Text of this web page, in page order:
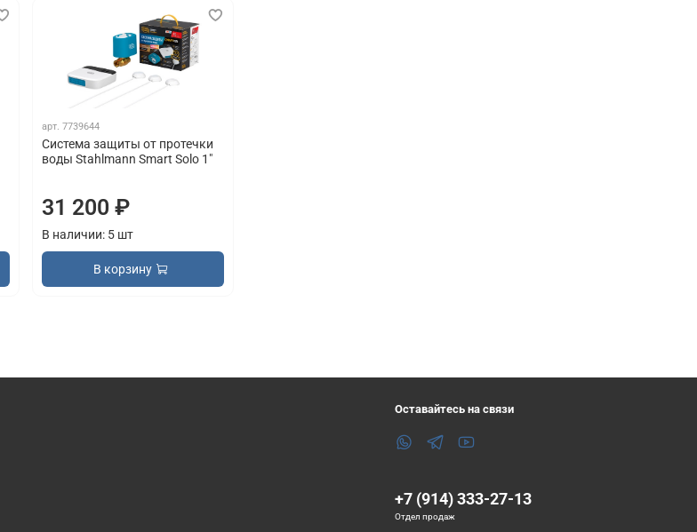
арт.7739644
Система защиты от протечки
воды Stahlmann Smart Solo 1"
31 200 ₽
В наличии: 5 шт
В корзину
Оставайтесь на связи
+7 (914) 333-27-13
Отдел продаж